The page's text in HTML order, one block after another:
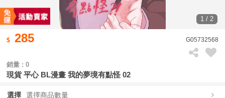
1 / 2
285 G05732568
銷量 : 0
現貨 平心 BL漫畫 我的夢境有點怪 02
選擇 選擇商品數量